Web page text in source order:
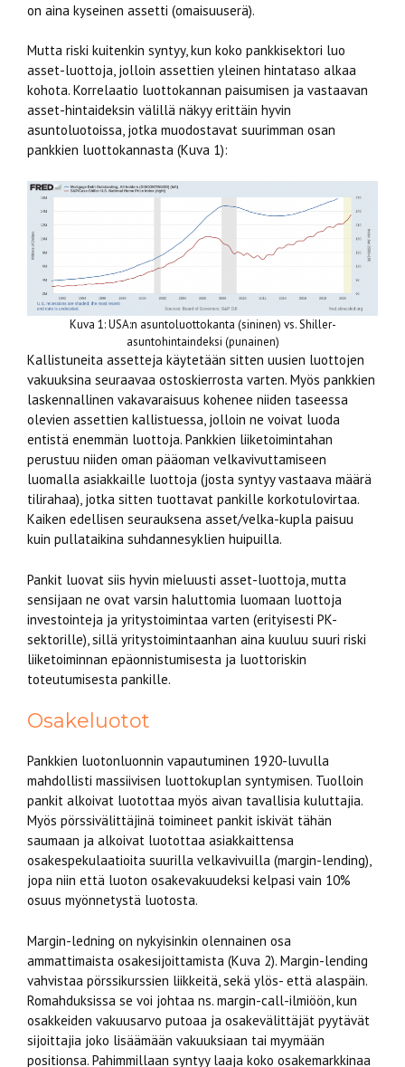
on aina kyseinen assetti (omaisuuserä).
Mutta riski kuitenkin syntyy, kun koko pankkisektori luo
asset-luottoja, jolloin assettien yleinen hintataso alkaa
kohota. Korrelaatio luottokannan paisumisen ja vastaavan
asset-hintaideksin välillä näkyy erittäin hyvin
asuntoluotoissa, jotka muodostavat suurimman osan
pankkien luottokannasta (Kuva 1):
Kuva 1: USA:n asuntoluottokanta (sininen) vs. Shiller-
asuntohintaindeksi (punainen)
Kallistuneita assetteja käytetään sitten uusien luottojen
vakuuksina seuraavaa ostoskierrosta varten. Myös pankkien
laskennallinen vakavaraisuus kohenee niiden taseessa
olevien assettien kallistuessa, jolloin ne voivat luoda
entistä enemmän luottoja. Pankkien liiketoimintahan
perustuu niiden oman pääoman velkavivuttamiseen
luomalla asiakkaille luottoja (josta syntyy vastaava määrä
tilirahaa), jotka sitten tuottavat pankille korkotulovirtaa.
Kaiken edellisen seurauksena asset/velka-kupla paisuu
kuin pullataikina suhdannesyklien huipuilla.
Pankit luovat siis hyvin mieluusti asset-luottoja, mutta
sensijaan ne ovat varsin haluttomia luomaan luottoja
investointeja ja yritystoimintaa varten (erityisesti PK-
sektorille), sillä yritystoimintaanhan aina kuuluu suuri riski
liiketoiminnan epäonnistumisesta ja luottoriskin
toteutumisesta pankille.
Osakeluotot
Pankkien luotonluonnin vapautuminen 1920-luvulla
mahdollisti massiivisen luottokuplan syntymisen. Tuolloin
pankit alkoivat luotottaa myös aivan tavallisia kuluttajia.
Myös pörssivälittäjinä toimineet pankit iskivät tähän
saumaan ja alkoivat luotottaa asiakkaittensa
osakespekulaatioita suurilla velkavivuilla (margin-lending),
jopa niin että luoton osakevakuudeksi kelpasi vain 10%
osuus myönnetystä luotosta.
Margin-ledning on nykyisinkin olennainen osa
ammattimaista osakesijoittamista (Kuva 2). Margin-lending
vahvistaa pörssikurssien liikkeitä, sekä ylös- että alaspäin.
Romahduksissa se voi johtaa ns. margin-call-ilmiöön, kun
osakkeiden vakuusarvo putoaa ja osakevälittäjät pyytävät
sijoittajia joko lisäämään vakuuksiaan tai myymään
positionsa. Pahimmillaan syntyy laaja koko osakemarkkinaa